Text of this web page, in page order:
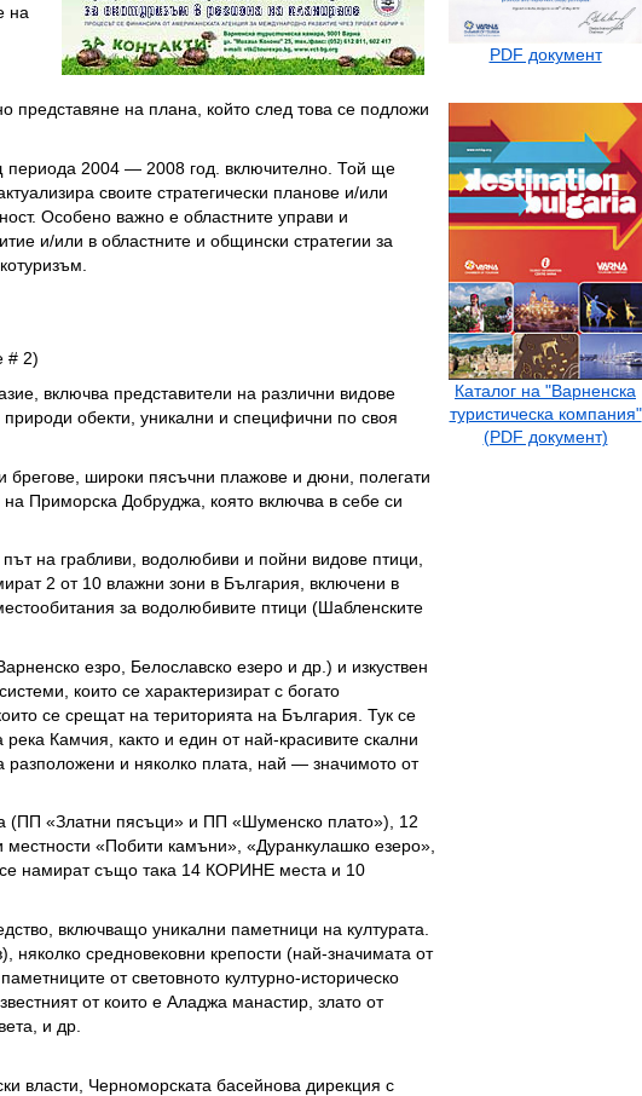
PDF документ
Каталог на "Варненска
туристическа компания"
(PDF документ)
на
представяне на плана, който след това се подложи
периода 2004 — 2008 год. включително. Той ще
своите стратегически планове и/или
Особено важно е областните управи и
и/или в областните и общински стратегии за
# 2)
включва представители на различни видове
обекти, уникални и специфични по своя
брегове, широки пясъчни плажове и дюни, полегати
Приморска Добруджа, която включва в себе си
на грабливи, водолюбиви и пойни видове птици,
2 от 10 влажни зони в България, включени в
за водолюбивите птици (Шабленските
езро, Белославско езеро и др.) и изкуствен
които се характеризират с богато
се срещат на територията на България. Тук се
Камчия, както и един от най-красивите скални
и няколко плата, най — значимото от
(ПП «Златни пясъци» и ПП «Шуменско плато»), 12
«Побити камъни», «Дуранкулашко езеро»,
намират също така 14 КОРИНЕ места и 10
включващо уникални паметници на културата.
няколко средновековни крепости (най-значимата от
от световното културно-историческо
от които е Аладжа манастир, злато от
и др.
власти, Черноморската басейнова дирекция с